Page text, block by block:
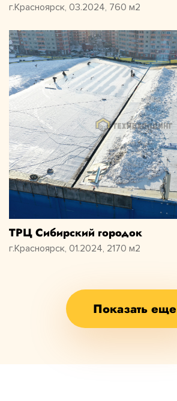
г.Красноярск, 03.2024, 760 м2
ТРЦ Сибирский городок
г.Красноярск, 01.2024, 2170 м2
Показать еще